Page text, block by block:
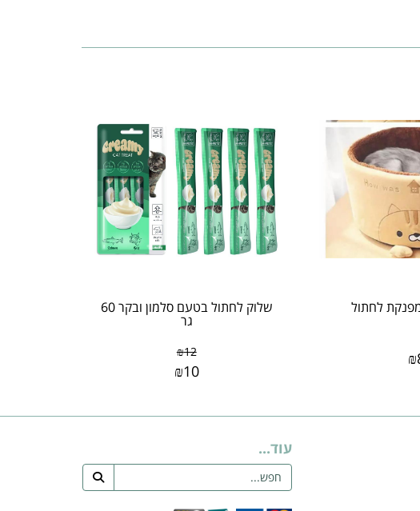
לחתול
₪
שלוק לחתול בטעם סלמון ובקר 60
גר
₪12
₪10
עוד...